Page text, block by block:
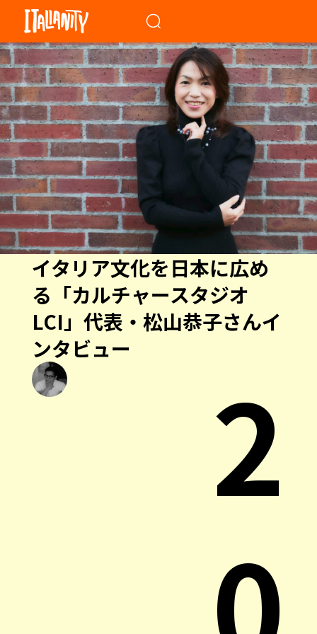
イタリア文化を日本に広め
る「カルチャースタジオ
LCI」代表・松山恭子さんイ
ンタビュー
2